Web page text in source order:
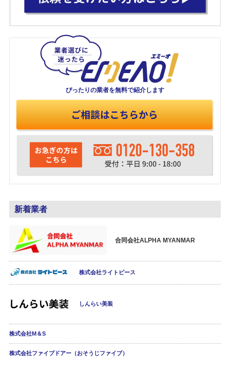
ぴったりの業者を無料で紹介します
新着業者
合同会社ALPHA MYANMAR
株式会社ライトピース
しんらい美装
株式会社M＆S
株式会社ファイブドアー（おそうじファイブ）